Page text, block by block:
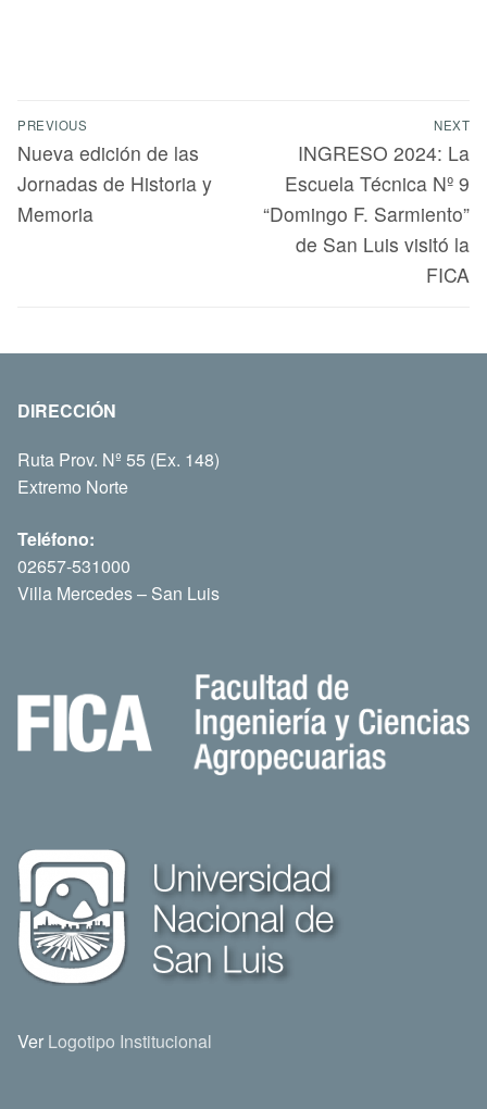
PREVIOUS
Nueva edición de las
Jornadas de Historia y
Memoria
NEXT
INGRESO 2024: La
Escuela Técnica Nº 9
“Domingo F. Sarmiento”
de San Luis visitó la
FICA
DIRECCIÓN
Ruta Prov. Nº 55 (Ex. 148)
Extremo Norte
Teléfono:
02657-531000
Villa Mercedes – San Luis
Ver Logotipo Institucional